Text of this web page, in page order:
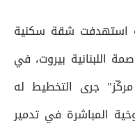
استهدفت شقة سكنية
اللبنانية بيروت، في
جرى التخطيط له
المباشرة في تدمير